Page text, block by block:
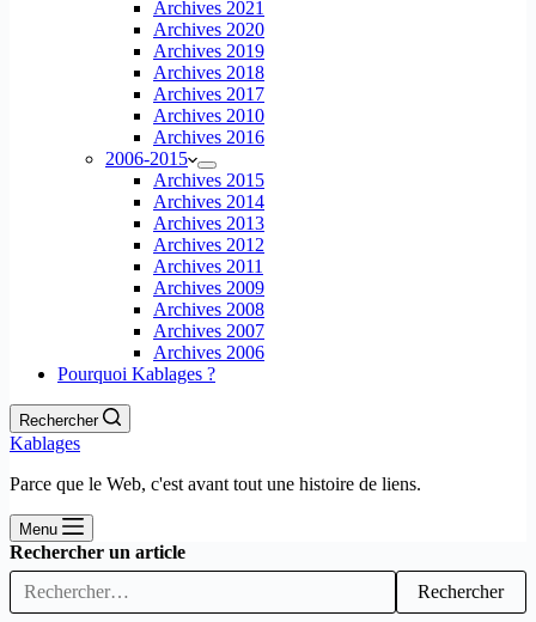
Archives 2021
Archives 2020
Archives 2019
Archives 2018
Archives 2017
Archives 2010
Archives 2016
2006-2015
Archives 2015
Archives 2014
Archives 2013
Archives 2012
Archives 2011
Archives 2009
Archives 2008
Archives 2007
Archives 2006
Pourquoi Kablages ?
Rechercher
Kablages
Parce que le Web, c'est avant tout une histoire de liens.
Menu
Rechercher un article
Rechercher